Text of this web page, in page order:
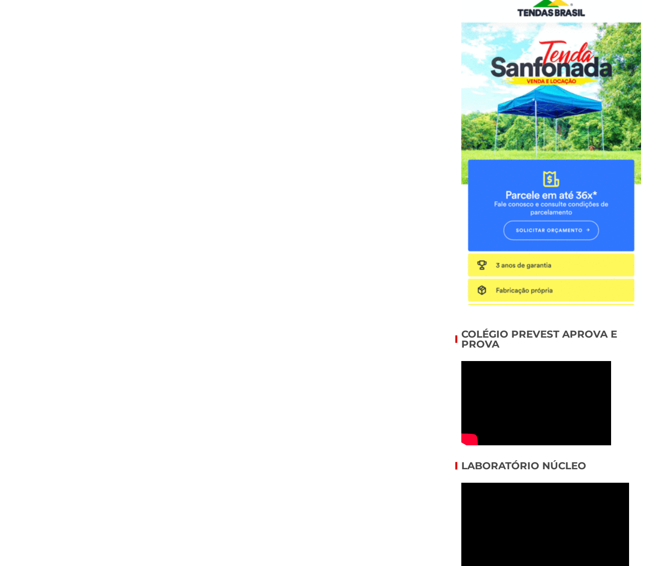
COLÉGIO PREVEST APROVA E
PROVA
LABORATÓRIO NÚCLEO